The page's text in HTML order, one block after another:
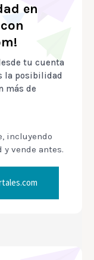
en
tu cuenta
la posibilidad
más de
incluyendo
vende antes.